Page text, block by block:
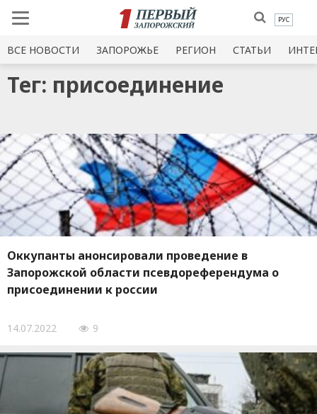
РУС
ВСЕ НОВОСТИ ЗАПОРОЖЬЕ РЕГИОН СТАТЬИ
Тег: присоединение
Оккупанты анонсировали проведение в
Запорожской области псевдореферендума о
присоединении к россии
14.07.2022 9